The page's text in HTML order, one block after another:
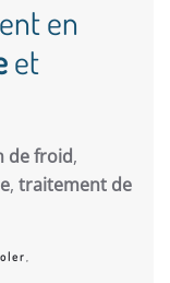
en
et
de froid,
, traitement de
,